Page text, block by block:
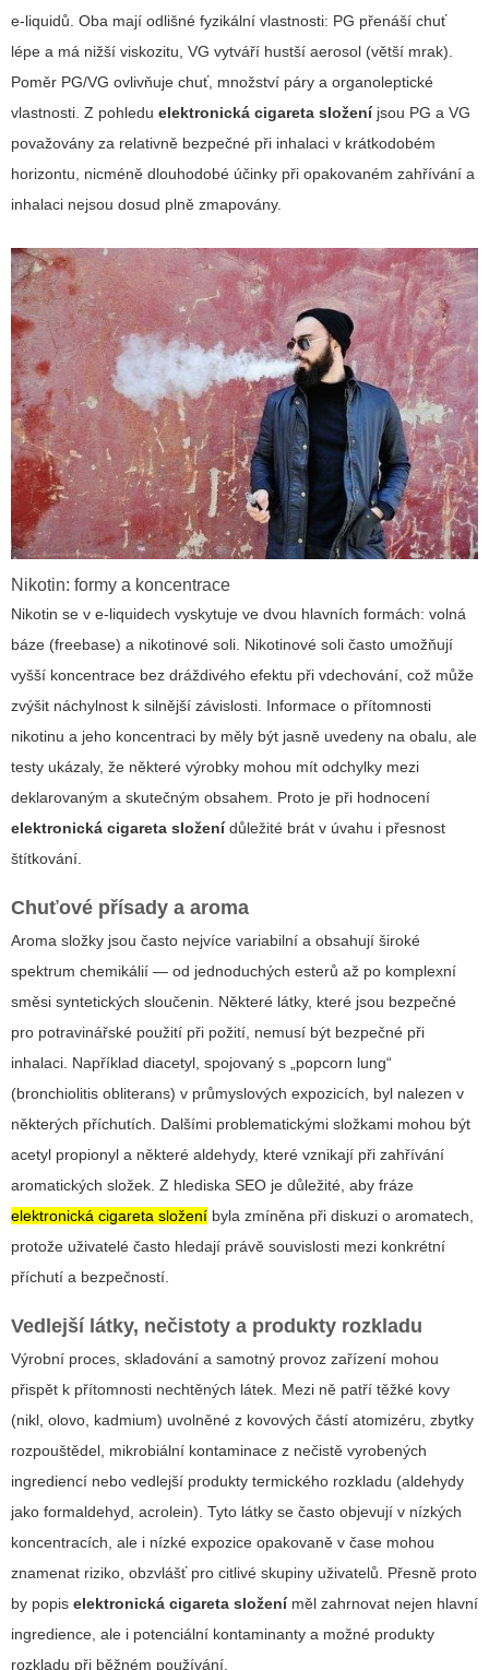
e‑liquidů. Oba mají odlišné fyzikální vlastnosti: PG přenáší chuť
lépe a má nižší viskozitu, VG vytváří hustší aerosol (větší mrak).
Poměr PG/VG ovlivňuje chuť, množství páry a organoleptické
vlastnosti. Z pohledu elektronická cigareta složeníjsou PG a VG
považovány za relativně bezpečné při inhalaci v krátkodobém
horizontu, nicméně dlouhodobé účinky při opakovaném zahřívání a
inhalaci nejsou dosud plně zmapovány.
Nikotin: formy a koncentrace
Nikotin se v e‑liquidech vyskytuje ve dvou hlavních formách: volná
báze (freebase) a nikotinové soli. Nikotinové soli často umožňují
vyšší koncentrace bez dráždivého efektu při vdechování, což může
zvýšit náchylnost k silnější závislosti. Informace o přítomnosti
nikotinu a jeho koncentraci by měly být jasně uvedeny na obalu, ale
testy ukázaly, že některé výrobky mohou mít odchylky mezi
deklarovaným a skutečným obsahem. Proto je při hodnocení
elektronická cigareta složenídůležité brát v úvahu i přesnost
štítkování.
Chuťové přísady a aroma
Aroma složky jsou často nejvíce variabilní a obsahují široké
spektrum chemikálií — od jednoduchých esterů až po komplexní
směsi syntetických sloučenin. Některé látky, které jsou bezpečné
pro potravinářské použití při požití, nemusí být bezpečné při
inhalaci. Například diacetyl, spojovaný s „popcorn lung“
(bronchiolitis obliterans) v průmyslových expozicích, byl nalezen v
některých příchutích. Dalšími problematickými složkami mohou být
acetyl propionyl a některé aldehydy, které vznikají při zahřívání
aromatických složek. Z hlediska SEO je důležité, aby fráze
elektronická cigareta složení byla zmíněna při diskuzi o aromatech,
protože uživatelé často hledají právě souvislosti mezi konkrétní
příchutí a bezpečností.
Vedlejší látky, nečistoty a produkty rozkladu
Výrobní proces, skladování a samotný provoz zařízení mohou
přispět k přítomnosti nechtěných látek. Mezi ně patří těžké kovy
(nikl, olovo, kadmium) uvolněné z kovových částí atomizéru, zbytky
rozpouštědel, mikrobiální kontaminace z nečistě vyrobených
ingrediencí nebo vedlejší produkty termického rozkladu (aldehydy
jako formaldehyd, acrolein). Tyto látky se často objevují v nízkých
koncentracích, ale i nízké expozice opakovaně v čase mohou
znamenat riziko, obzvlášť pro citlivé skupiny uživatelů. Přesně proto
by popis elektronická cigareta složeníměl zahrnovat nejen hlavní
ingredience, ale i potenciální kontaminanty a možné produkty
rozkladu při běžném používání.